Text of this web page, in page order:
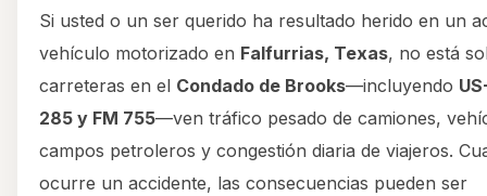
Si usted o un ser querido ha resultado herido en un
vehículo motorizado en Falfurrias, Texas, no está
carreteras en el Condado de Brooks—incluyendo
285 y FM 755—ven tráfico pesado de camiones,
campos petroleros y congestión diaria de viajeros.
ocurre un accidente, las consecuencias pueden ser